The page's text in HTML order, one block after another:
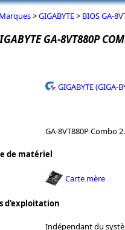
Marques>GIGABYTE> BIOS GA-
GA-8VT880P
GIGABYTE (GIGA-
GA-8VT880P Combo
de matériel
Carte mère
d'exploitation
Indépendant du